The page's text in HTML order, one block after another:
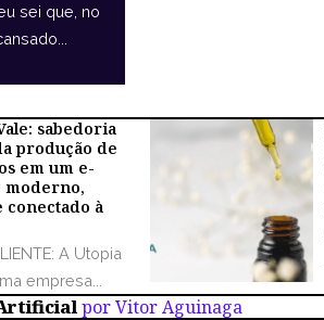
sei que, no
sabedoria
produção de
em um e-
moderno,
conectado à
A Utopia
empresa...
Artificialpor Vitor Aguinaga